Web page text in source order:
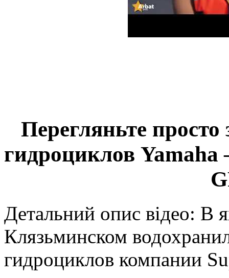
Перегляньте
гидроциклов
Детальний опис відео: В
Клязьминском
гидроциклов компании